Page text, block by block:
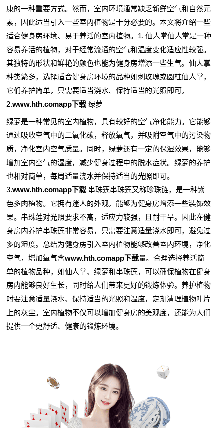
康的一种重要方式。然而，室内环境通常缺乏新鲜空气和自然元
素，因此适当引入一些室内植物是十分必要的。本文将介绍一些
适合健身房环境、易于养活的室内植物。1. 仙人掌仙人掌是一种
容易养活的植物，对于经常流通的空气和温度变化适应性较强。
其独特的形状和鲜艳的颜色也能为健身房增添一些生气。仙人掌
种类繁多，选择适合健身房环境的品种如刺玫瑰或圆柱仙人掌，
它们养护简单，只需要适当浇水、保持适当的光照即可。
2.www.hth.comapp下载 绿萝
绿萝是一种常见的室内植物，具有较好的空气净化能力。它能够
通过吸收空气中的二氧化碳，释放氧气，并吸附空气中的污染物
质，净化室内空气质量。同时，绿萝还有一定的保湿效果，能够
增加室内空气的湿度，减少健身过程中的脱水症状。绿萝的养护
也相对简单，每周适量浇水并保持适当的光照即可。
3.www.hth.comapp下载 串珠莲串珠莲又称珍珠链，是一种紫
色多肉植物。它拥有迷人的外观，能够为健身房增添一些装饰效
果。串珠莲对光照要求不高，适应力较强，且耐干旱。因此在健
身房内养护串珠莲非常容易，只需要注意适量浇水即可，避免过
多的湿度。总结为健身房引入室内植物能够改善室内环境，净化
空气，增加氧气含www.hth.comapp下载量。合理选择养活简
单的植物品种，如仙人掌、绿萝和串珠莲，可以确保植物在健身
房内能够良好生长，同时给人们带来更好的锻炼体验。养护植物
时要注意适量浇水、保持适当的光照和温度，定期清理植物叶片
上的灰尘。室内植物不仅可以增加健身房的美观度，还能为人们
提供一个更舒适、健康的锻炼环境。